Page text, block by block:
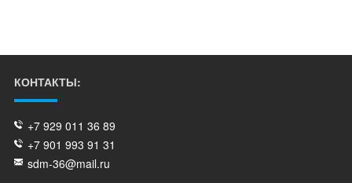
КОНТАКТЫ:
+7 929 011 36 89
+7 901 993 91 31
sdm-36@mail.ru